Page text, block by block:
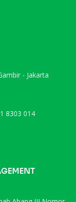
- Jakarta
8303 014